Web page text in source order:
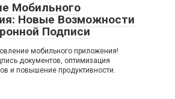
Мобильного
Новые Возможности
Подписи
мобильного приложения!
документов, оптимизация
и повышение продуктивности.